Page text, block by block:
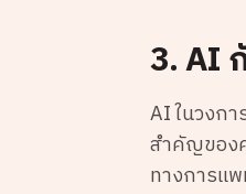
3. AI
AI ในวงก
สำคัญของ
ทางการแ